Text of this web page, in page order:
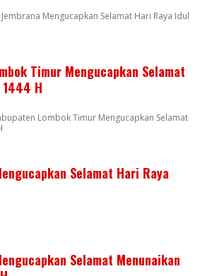
Mengucapkan Selamat Hari Raya Idul
Timur Mengucapkan Selamat
H
Lombok Timur Mengucapkan Selamat
Selamat Hari Raya
Selamat Menunaikan